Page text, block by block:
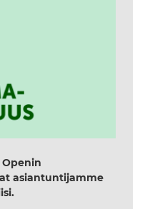
Openin
asiantuntijamme